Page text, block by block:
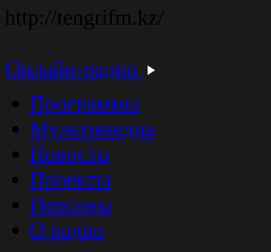
http://tengrifm.kz/
Онлайн-радио
Программы
Мультимедиа
Новости
Проекты
Персоны
О радио